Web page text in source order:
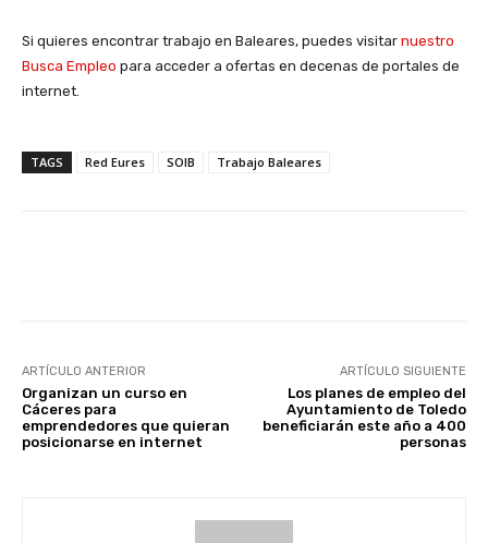
Si quieres encontrar trabajo en Baleares, puedes visitar nuestro
Busca Empleo para acceder a ofertas en decenas de portales de
internet.
TAGS Red Eures SOIB Trabajo Baleares
ARTÍCULO ANTERIOR
Organizan un curso en
Cáceres para
emprendedores que quieran
posicionarse en internet
ARTÍCULO SIGUIENTE
Los planes de empleo del
Ayuntamiento de Toledo
beneficiarán este año a 400
personas